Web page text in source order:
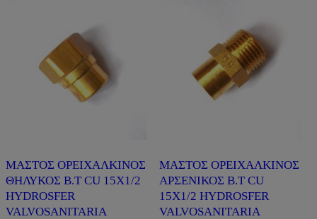
ΜΑΣΤΟΣ ΟΡΕΙΧΑΛΚΙΝΟΣ
ΘΗΛΥΚΟΣ Β.Τ CU 15Χ1/2
HYDROSFER
VALVOSANITARIA
ΜΑΣΤΟΣ ΟΡΕΙΧΑΛΚΙΝΟΣ
ΑΡΣΕΝΙΚΟΣ Β.Τ CU
15X1/2 HYDROSFER
VALVOSANITARIA